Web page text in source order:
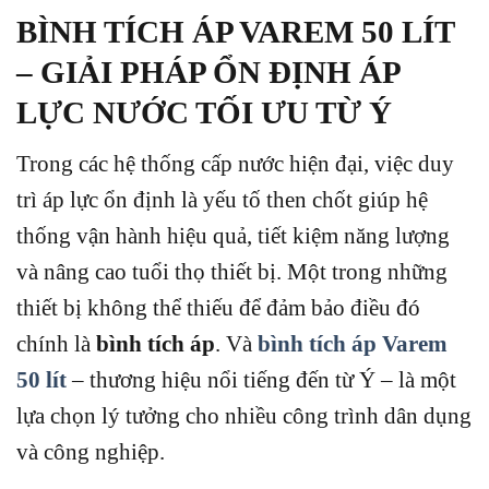
BÌNH TÍCH ÁP VAREM 50 LÍT
– GIẢI PHÁP ỔN ĐỊNH ÁP
LỰC NƯỚC TỐI ƯU TỪ Ý
Trong các hệ thống cấp nước hiện đại, việc duy
trì áp lực ổn định là yếu tố then chốt giúp hệ
thống vận hành hiệu quả, tiết kiệm năng lượng
và nâng cao tuổi thọ thiết bị. Một trong những
thiết bị không thể thiếu để đảm bảo điều đó
chính là bình tích áp. Và bình tích áp Varem
50 lít– thương hiệu nổi tiếng đến từ Ý – là một
lựa chọn lý tưởng cho nhiều công trình dân dụng
và công nghiệp.